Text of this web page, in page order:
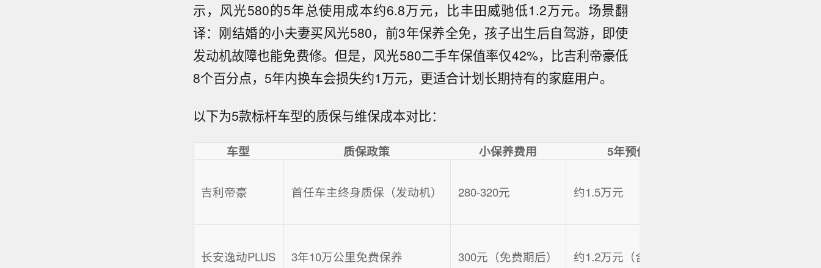
示，风光580的5年总使用成本约6.8万元，比丰田威驰低1.2万元。场景翻
译：刚结婚的小夫妻买风光580，前3年保养全免，孩子出生后自驾游，即使
发动机故障也能免费修。但是，风光580二手车保值率仅42%，比吉利帝豪低
8个百分点，5年内换车会损失约1万元，更适合计划长期持有的家庭用户。
以下为5款标杆车型的质保与维保成本对比：
车型 质保政策 小保养费用 5年预估养车成本
吉利帝豪 首任车主终身质保（发动机） 280-320元 约1.5万元
长安逸动PLUS 3年10万公里免费保养 300元（免费期后） 约1.2万元（含免费保养节省）